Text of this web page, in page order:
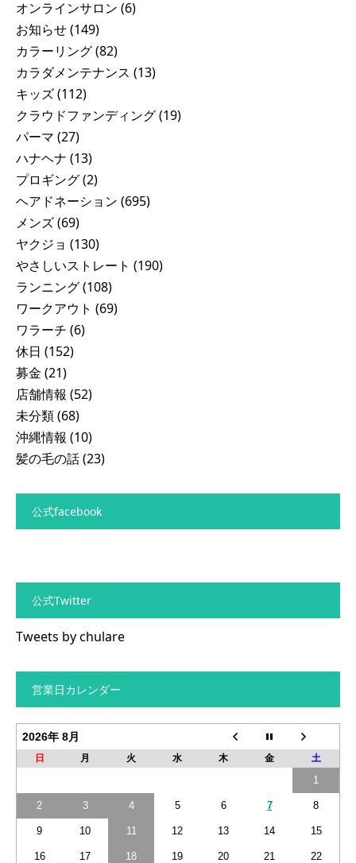
オンラインサロン (6)
お知らせ(149)
カラーリング(82)
カラダメンテナンス (13)
キッズ(112)
クラウドファンディング(19)
パーマ (27)
ハナヘナ (13)
プロギング(2)
ヘアドネーション (695)
メンズ(69)
ヤクジョ (130)
やさしいストレート (190)
ランニング(108)
ワークアウト (69)
ワラーチ (6)
休日 (152)
募金 (21)
店舗情報 (52)
未分類(68)
沖縄情報 (10)
髪の毛の話(23)
公式facebook
公式Twitter
Tweets by chulare
営業日カレンダー
2026年 8月
日 月 火 水 木 金 土
1
2 3 4 5 6 7 8
9 10 11 12 13 14 15
16 17 18 19 20 21 22